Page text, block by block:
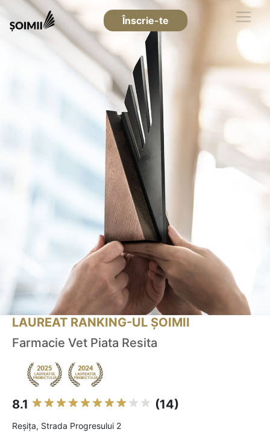
Înscrie-te
LAUREAT RANKING-UL ȘOIMII
Farmacie Vet Piata Resita
8.1 (14)
Reşiţa, Strada Progresului 2